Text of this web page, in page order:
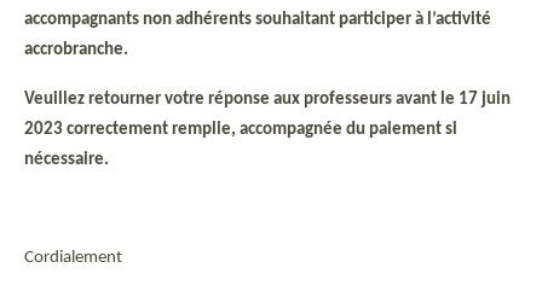
accompagnants non adhérents souhaitant participer à l’activité
accrobranche.
Veuillez retourner votre réponse aux professeurs avant le 17 juin
2023 correctement remplie, accompagnée du paiement si
nécessaire.
Cordialement